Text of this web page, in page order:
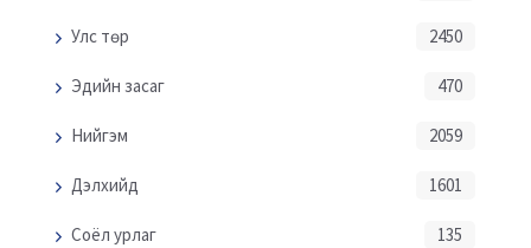
Улс төр 2450
Эдийн засаг 470
Нийгэм 2059
Дэлхийд 1601
Соёл урлаг 135